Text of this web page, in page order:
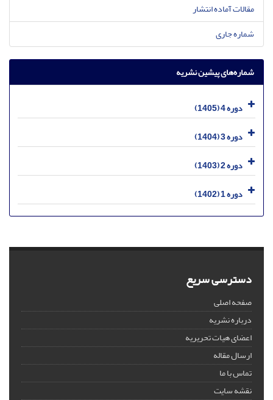
مقالات آماده انتشار
شماره جاری
شماره‌های پیشین نشریه
دوره 4 (1405)
دوره 3 (1404)
دوره 2 (1403)
دوره 1 (1402)
دسترسی سریع
صفحه اصلی
درباره نشریه
اعضای هیات تحریریه
ارسال مقاله
تماس با ما
نقشه سایت